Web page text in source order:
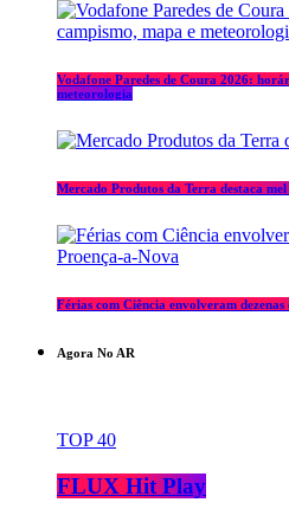
Vodafone Paredes de Coura 2026:
meteorologia
Mercado Produtos da Terra destaca
Férias com Ciência envolveram
Agora No AR
TOP 40
FLUX Hit Play